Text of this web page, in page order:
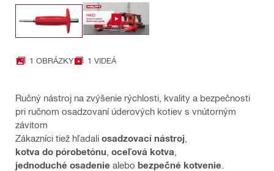
1 OBRÁZKY 1 VIDEÁ
Ručný nástroj na zvýšenie rýchlosti, kvality a bezpečnosti
pri ručnom osadzovaní úderových kotiev s vnútorným
závitom
Zákazníci tiež hľadali osadzovací nástroj
kotva do pórobetónu oceľová kotva
jednoduché osadenie alebo bezpečné kotvenie